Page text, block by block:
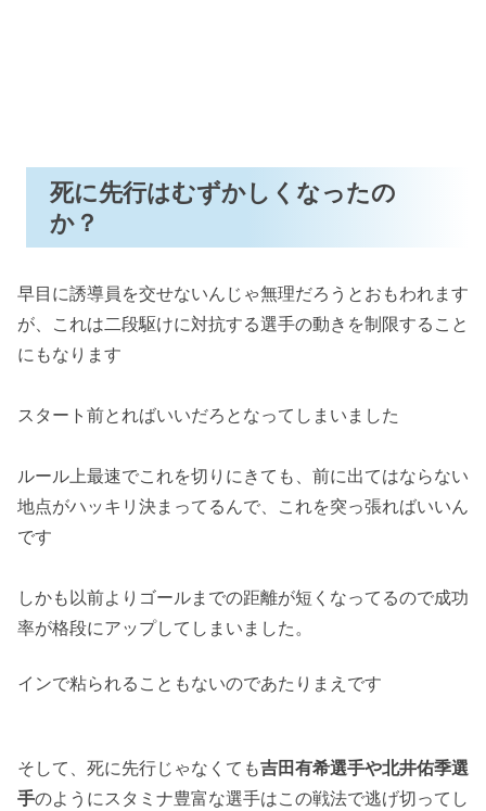
死に先行はむずかしくなったの
か？
早目に誘導員を交せないんじゃ無理だろうとおもわれます
が、これは二段駆けに対抗する選手の動きを制限すること
にもなります
スタート前とればいいだろとなってしまいました
ルール上最速でこれを切りにきても、前に出てはならない
地点がハッキリ決まってるんで、これを突っ張ればいいん
です
しかも以前よりゴールまでの距離が短くなってるので成功
率が格段にアップしてしまいました。
インで粘られることもないのであたりまえです
そして、死に先行じゃなくても吉田有希選手や北井佑季選
手のようにスタミナ豊富な選手はこの戦法で逃げ切ってし